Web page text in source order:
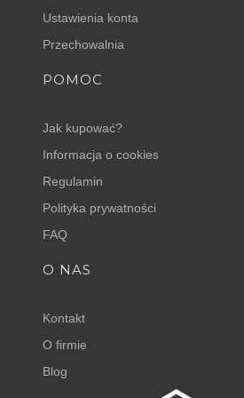
Ustawienia konta
Przechowalnia
POMOC
Jak kupować?
Informacja o cookies
Regulamin
Polityka prywatności
FAQ
O NAS
Kontakt
O firmie
Blog